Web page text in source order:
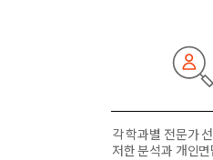
각 학과별 전문가
저한 분석과 개인